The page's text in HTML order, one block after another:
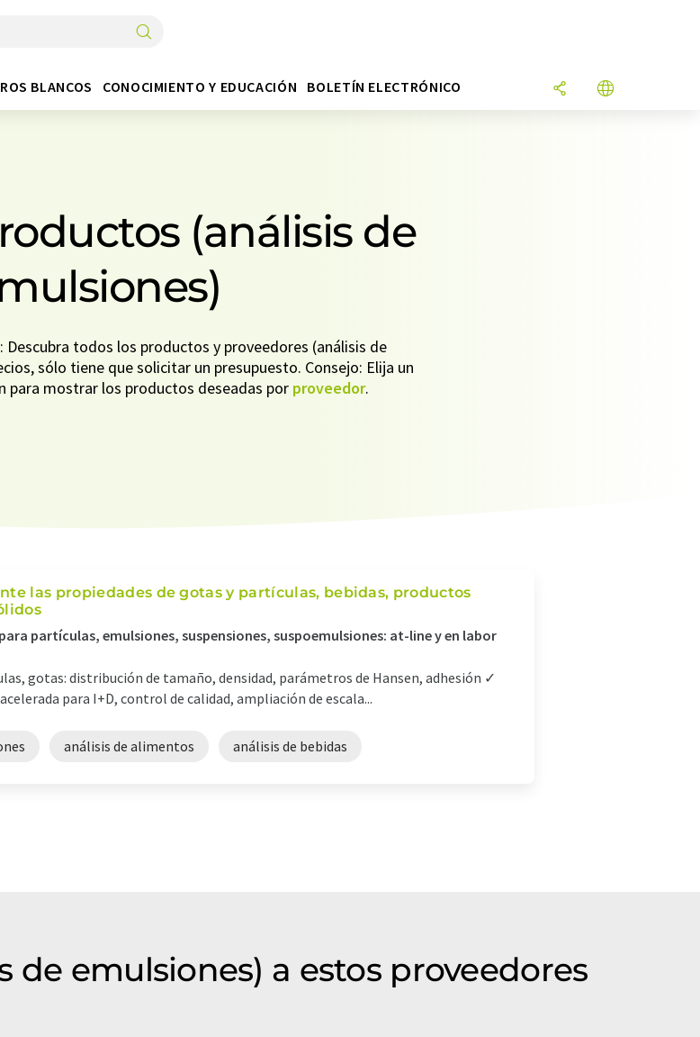
BLANCOS CONOCIMIENTO Y EDUCACIÓN BOLETÍN ELECTRÓNICO
(análisis de
todos los productos y proveedores (análisis de
sólo tiene que solicitar un presupuesto. Consejo: Elija un
para mostrar los productos deseadas por proveedor.
las propiedades de gotas y partículas, bebidas, productos
partículas, emulsiones, suspensiones, suspoemulsiones: at-line y en labor
gotas: distribución de tamaño, densidad, parámetros de Hansen, adhesión ✓
para I+D, control de calidad, ampliación de escala...
análisis de alimentos análisis de bebidas
de emulsiones) a estos proveedores